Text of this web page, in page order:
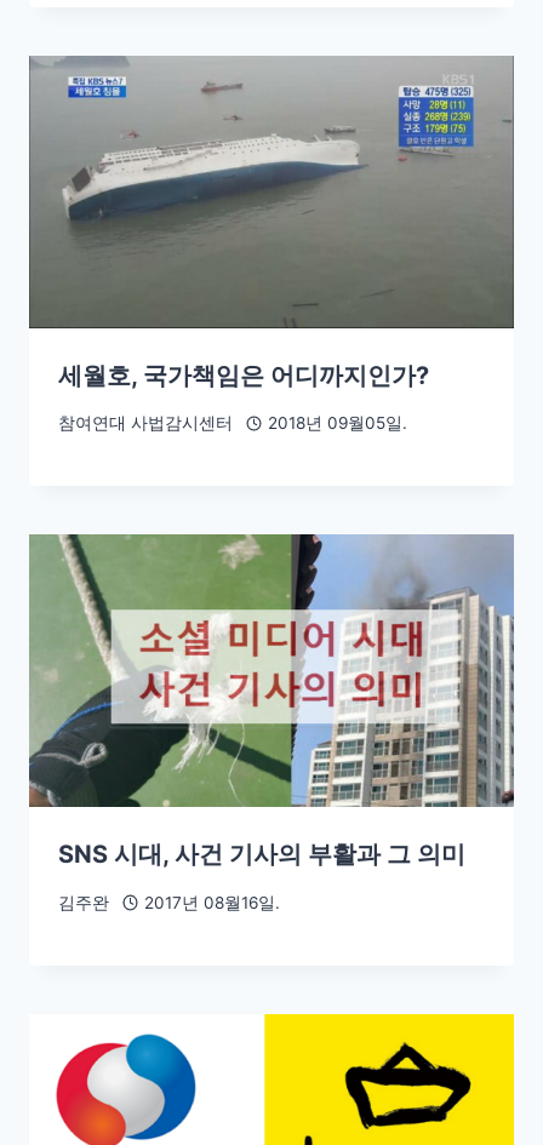
세월호, 국가책임은 어디까지인가?
참여연대 사법감시센터 2018년 09월05일.
SNS 시대, 사건 기사의 부활과 그 의미
김주완 2017년 08월16일.